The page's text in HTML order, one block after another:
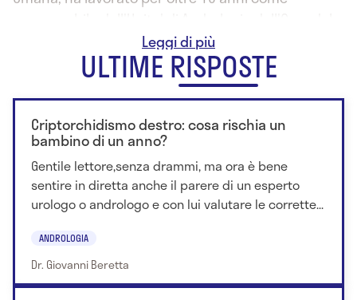
di Magenta / Milano con particolari interessi sulle
problematiche sessuali e riproduttive nelle
persone affette da lesioni traumatiche a livello del
midollo spinale.
Attualmente dirige le Unita' di Andrologia del
Centro Medico Cerva a Milano, del Centro Italiano
Fertilita' e Sessualita'-Demetra di Firenze e del
Centro Riproduzione Art Umana-CRAU di Roma, fra
le prime strutture private in Italia ad occuparsi
delle problematiche sessuali e riproduttive
maschili.
Gia' Membro della Commissione Fertilita' e PMA per i
ULTIME RISPOSTE
Criptorchidismo destro: cosa rischia un
bambino di un anno?
Gentile lettore,senza drammi, ma ora è bene
sentire in diretta anche il parere di un esperto
urologo o andrologo e con lui valutare le corrette...
ANDROLOGIA
Dr. Giovanni Beretta